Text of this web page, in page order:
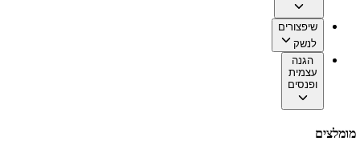
שיפצורים
לנשק
הגנה
עצמית
ופנסים
מומלצים